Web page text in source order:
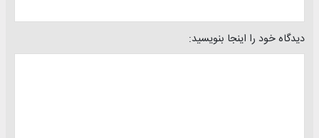
دیدگاه خود را اینجا بنویسید: